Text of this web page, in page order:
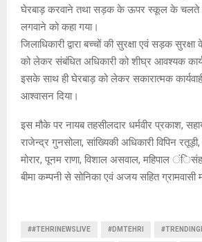
घेरबाड़ करवाने तथा सड़क के ऊपर स्कूल के चलते
लगवाने को कहा गया।
जिलाधिकारी द्वारा बच्चों की सुरक्षा एवं सड़क
को लेकर संबंधित अधिकारी को शीघ्र आवश्यक
इसके साथ ही घेरबाड़ को लेकर सकारात्मक
आश्वासन दिया।
इस मौके पर नायब तहसीलदार धर्मवीर प्रकाश,
राजेन्द्र गुनसोला, सांख्यिकी अधिकारी विपिन
मोरार, पूनम राणा, विशाल असवाल, महिपाल ंिसंह
बीमा कम्पनी से सोनिका एवं अजय सहित ग्रामवासी
##TEHRINEWSLIVE #DMTEHRI